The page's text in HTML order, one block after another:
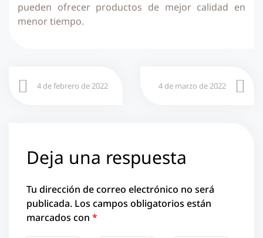
pueden ofrecer productos de mejor calidad en
menor tiempo.
4 de febrero de 2022 4 de marzo de 2022
Deja una respuesta
Tu dirección de correo electrónico no será
publicada. Los campos obligatorios están
marcados con *